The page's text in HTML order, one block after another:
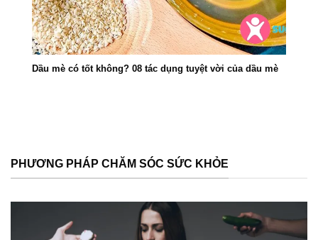
Dầu mè có tốt không? 08 tác dụng tuyệt vời của dầu mè
PHƯƠNG PHÁP CHĂM SÓC SỨC KHỎE